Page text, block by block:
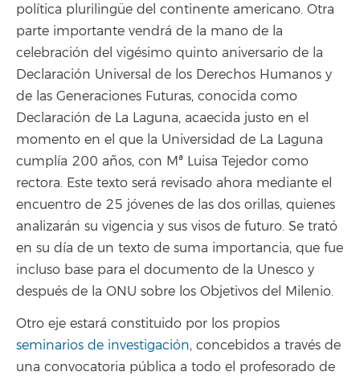
política plurilingüe del continente americano. Otra
parte importante vendrá de la mano de la
celebración del vigésimo quinto aniversario de la
Declaración Universal de los Derechos Humanos y
de las Generaciones Futuras, conocida como
Declaración de La Laguna, acaecida justo en el
momento en el que la Universidad de La Laguna
cumplía 200 años, con Mª Luisa Tejedor como
rectora. Este texto será revisado ahora mediante el
encuentro de 25 jóvenes de las dos orillas, quienes
analizarán su vigencia y sus visos de futuro. Se trató
en su día de un texto de suma importancia, que fue
incluso base para el documento de la Unesco y
después de la ONU sobre los Objetivos del Milenio.
Otro eje estará constituido por los propios
seminarios de investigación, concebidos a través de
una convocatoria pública a todo el profesorado de